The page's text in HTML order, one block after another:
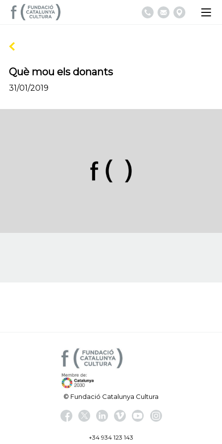
Què mou els donants
31/01/2019
© Fundació Catalunya Cultura
+34 934 123 143